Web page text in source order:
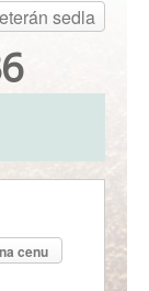
sedla
cenu